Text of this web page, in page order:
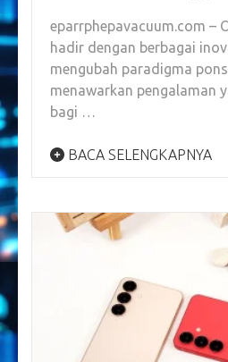
eparrphepavacuum.com –
hadir dengan berbagai
mengubah paradigma
menawarkan pengalaman
bagi …
BACA SELENGKAPNYA